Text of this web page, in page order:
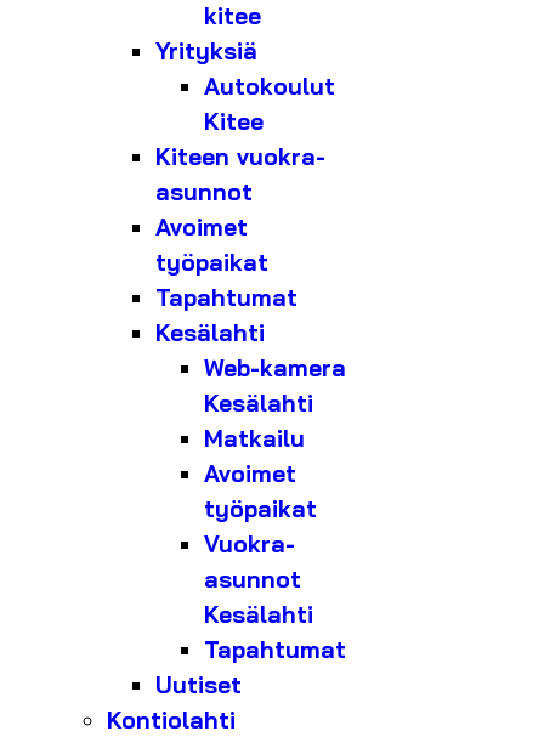
kitee
Yrityksiä
Autokoulut
Kitee
Kiteen vuokra-
asunnot
Avoimet
työpaikat
Tapahtumat
Kesälahti
Web-kamera
Kesälahti
Matkailu
Avoimet
työpaikat
Vuokra-
asunnot
Kesälahti
Tapahtumat
Uutiset
Kontiolahti